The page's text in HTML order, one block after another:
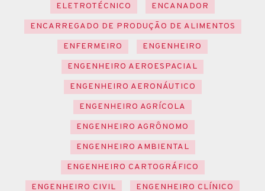
ELETROTÉCNICO
ENCANADOR
ENCARREGADO DE PRODUÇÃO DE ALIMENTOS
ENFERMEIRO
ENGENHEIRO
ENGENHEIRO AEROESPACIAL
ENGENHEIRO AERONÁUTICO
ENGENHEIRO AGRÍCOLA
ENGENHEIRO AGRÔNOMO
ENGENHEIRO AMBIENTAL
ENGENHEIRO CARTOGRÁFICO
ENGENHEIRO CIVIL
ENGENHEIRO CLÍNICO